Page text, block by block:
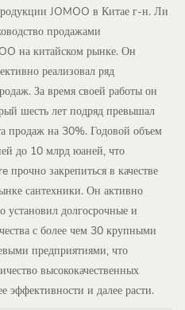
JOMOO в Китае г-н. Ли
продажами
на китайском рынке. Он
реализовал ряд
За время своей работы он
шесть лет подряд превышал
продаж на 30%. Годовой объем
до 10 млрд юаней, что
закрепиться в качестве
сантехники. Он активно
долгосрочные и
с более чем 30 крупными
предприятиями, что
высококачественных
эффективности и далее расти.